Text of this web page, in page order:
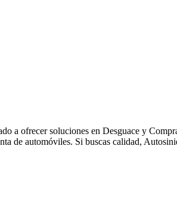
a ofrecer soluciones en Desguace y
de automóviles. Si buscas calidad,